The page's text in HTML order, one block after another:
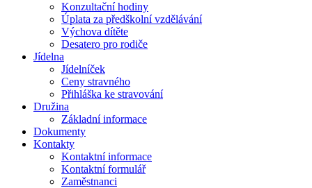
Konzultační hodiny
Úplata za předškolní vzdělávání
Výchova dítěte
Desatero pro rodiče
Jídelna
Jídelníček
Ceny stravného
Přihláška ke stravování
Družina
Základní informace
Dokumenty
Kontakty
Kontaktní informace
Kontaktní formulář
Zaměstnanci